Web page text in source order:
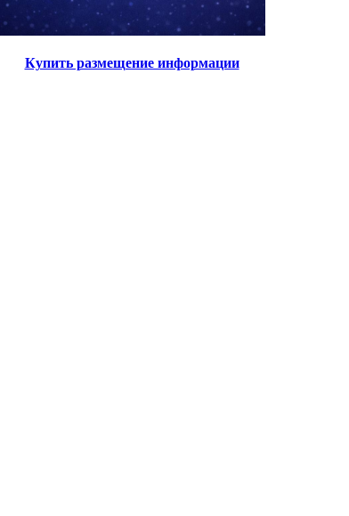
Купить размещение информации